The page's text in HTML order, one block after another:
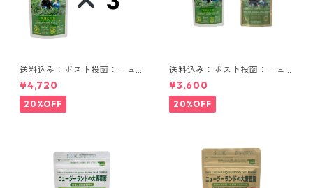
送料込み：ポスト投函：ニュ
ージーランドの大麦若葉 90g
3袋セット
¥4,720
20%OFF
送料込み：ポスト投函：ニュ
ージーランドの大麦若葉セッ
ト
¥3,600
20%OFF